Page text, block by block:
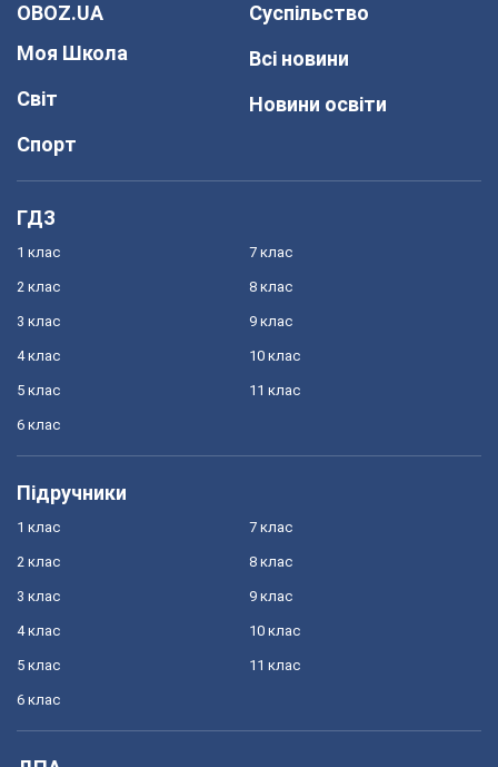
OBOZ.UA
Моя Школа
Світ
Спорт
Суспільство
Всі новини
Новини освіти
ГДЗ
1 клас
2 клас
3 клас
4 клас
5 клас
6 клас
7 клас
8 клас
9 клас
10 клас
11 клас
Підручники
1 клас
2 клас
3 клас
4 клас
5 клас
6 клас
7 клас
8 клас
9 клас
10 клас
11 клас